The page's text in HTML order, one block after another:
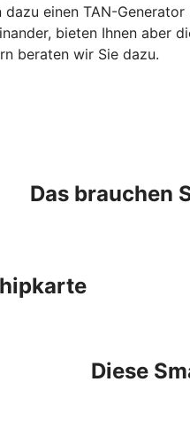
dazu einen TAN-
bieten Ihnen aber
beraten wir Sie dazu.
Das brauchen
Diese